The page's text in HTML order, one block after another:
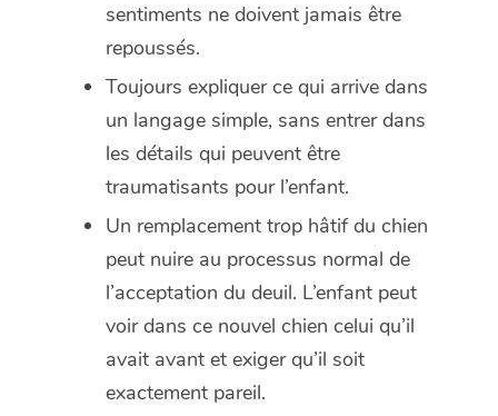
sentiments ne doivent jamais être
repoussés.
Toujours expliquer ce qui arrive dans
un langage simple, sans entrer dans
les détails qui peuvent être
traumatisants pour l’enfant.
Un remplacement trop hâtif du chien
peut nuire au processus normal de
l’acceptation du deuil. L’enfant peut
voir dans ce nouvel chien celui qu’il
avait avant et exiger qu’il soit
exactement pareil.